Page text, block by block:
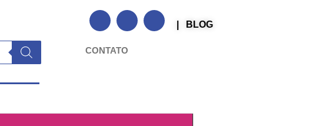
| BLOG
CONTATO